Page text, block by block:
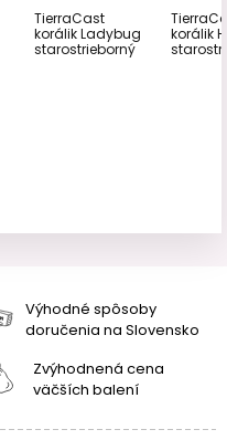
TierraCast
korálik Ladybug
starostrieborný
korálik
Výhodné spôsoby
doručenia na Slovensko
Zvýhodnená cena
väčších balení